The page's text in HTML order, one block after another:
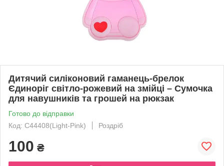
Дитячий силіконовий гаманець-брелок
Єдиноріг світло-рожевий на змійці – Сумочка
для навушників та грошей на рюкзак
Готово до відправки
Код: C44408(Light-Pink)
Роздріб
100 ₴